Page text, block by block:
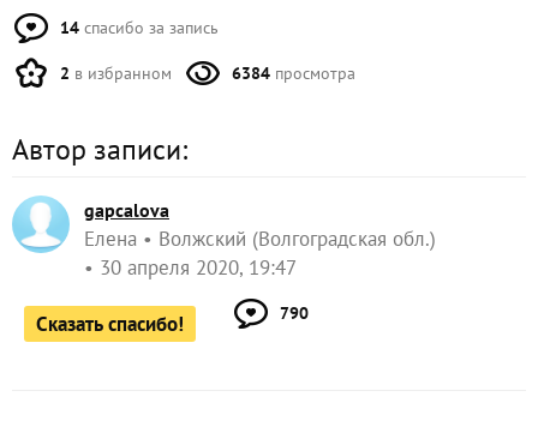
14 спасибо за запись
2 в избранном 6384 просмотра
Автор записи:
gapcalova
Елена
Волжский (Волгоградская обл.)
30 апреля 2020, 19:47
Сказать спасибо! 790